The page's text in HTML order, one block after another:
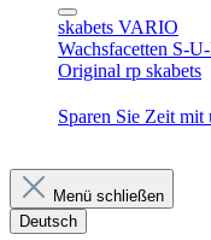
skabets VARIO
Wachsfacetten S-
Original rp skabets
Sparen Sie Zeit mit
Menü schließen
Deutsch